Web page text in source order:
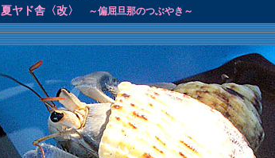
夏ヤド舎〈改〉 ～偏屈旦那のつぶやき～